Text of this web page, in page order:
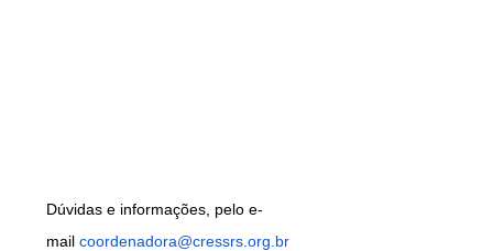
Dúvidas e informações, pelo e-
mail coordenadora@cressrs.org.br